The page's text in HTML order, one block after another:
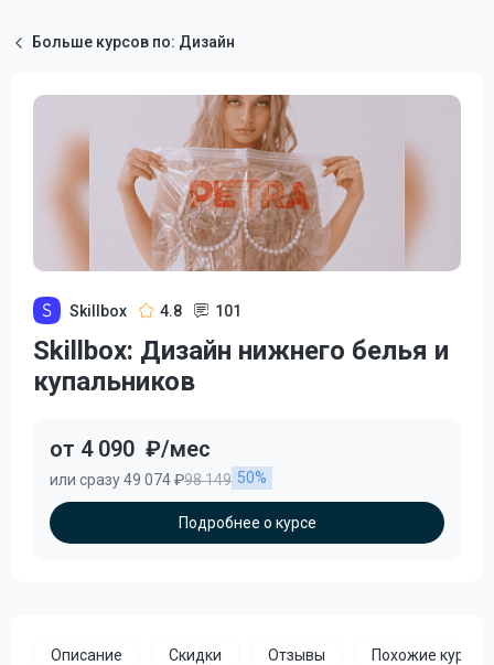
Больше курсов по: Дизайн
Skillbox 4.8 101
Skillbox: Дизайн нижнего белья и
купальников
от 4 090 ₽/мес
или сразу 49 074 ₽98 149 50%
Подробнее о курсе
Описание Скидки Отзывы Похожие курсы